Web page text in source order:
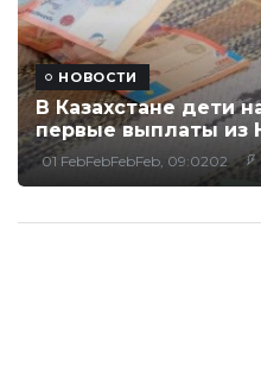
НОВОСТИ
В Казахстане дети
первые выплаты из
01 FebFebFebFeb, 09:0202